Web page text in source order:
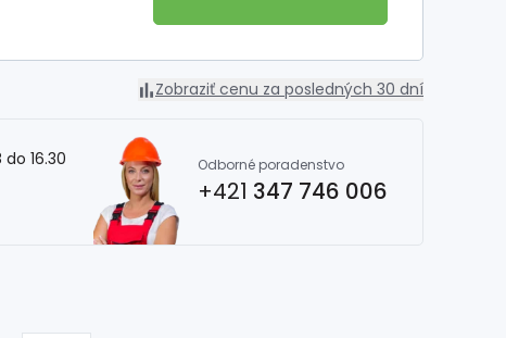
Zobraziť cenu za posledných 30 dní
16.30
Odborné poradenstvo
+421 347 746 006